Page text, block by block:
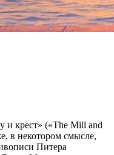
крест» («The Mill and
в некотором смысле,
Питера